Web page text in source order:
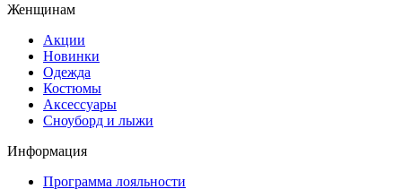
Женщинам
Акции
Новинки
Одежда
Костюмы
Аксессуары
Сноуборд и лыжи
Информация
Программа лояльности